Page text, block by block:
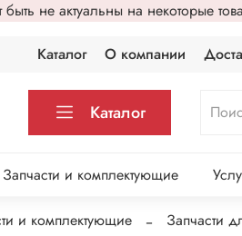
быть не актуальны на некоторые
Каталог О компании
Каталог
Запчасти и комплектующие
и комплектующие Запчасти